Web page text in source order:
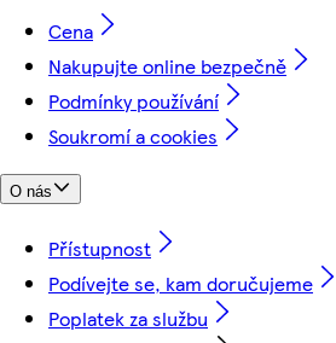
Cena
Nakupujte online bezpečně
Podmínky používání
Soukromí a cookies
O nás
Přístupnost
Podívejte se, kam doručujeme
Poplatek za službu